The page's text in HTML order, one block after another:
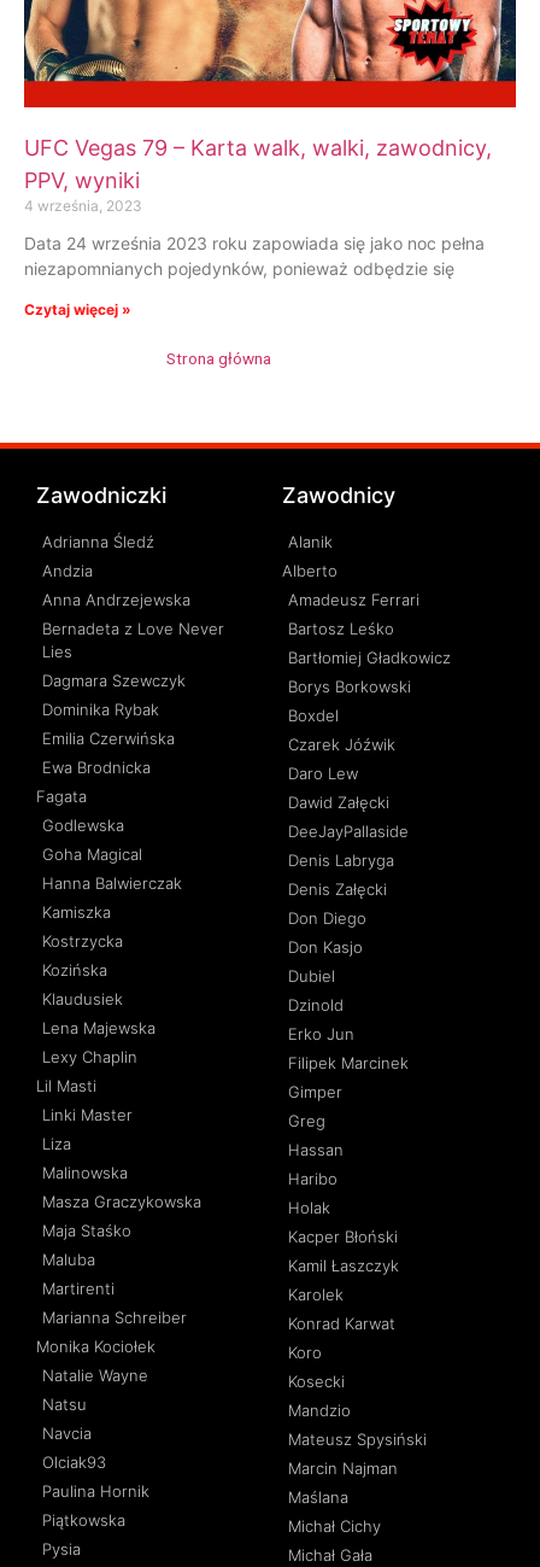
UFC Vegas 79 – Karta walk, walki, zawodnicy,
PPV, wyniki
4 września, 2023
Data 24 września 2023 roku zapowiada się jako noc pełna
niezapomnianych pojedynków, ponieważ odbędzie się
Czytaj więcej »
Strona główna
Zawodniczki
Adrianna Śledź
Andzia
Anna Andrzejewska
Bernadeta z Love Never
Lies
Dagmara Szewczyk
Dominika Rybak
Emilia Czerwińska
Ewa Brodnicka
Fagata
Godlewska
Goha Magical
Hanna Balwierczak
Kamiszka
Kostrzycka
Kozińska
Klaudusiek
Lena Majewska
Lexy Chaplin
Lil Masti
Linki Master
Liza
Malinowska
Masza Graczykowska
Maja Staśko
Maluba
Martirenti
Marianna Schreiber
Monika Kociołek
Natalie Wayne
Natsu
Navcia
Olciak93
Paulina Hornik
Piątkowska
Pysia
Zawodnicy
Alanik
Alberto
Amadeusz Ferrari
Bartosz Leśko
Bartłomiej Gładkowicz
Borys Borkowski
Boxdel
Czarek Jóźwik
Daro Lew
Dawid Załęcki
DeeJayPallaside
Denis Labryga
Denis Załęcki
Don Diego
Don Kasjo
Dubiel
Dzinold
Erko Jun
Filipek Marcinek
Gimper
Greg
Hassan
Haribo
Holak
Kacper Błoński
Kamil Łaszczyk
Karolek
Konrad Karwat
Koro
Kosecki
Mandzio
Mateusz Spysiński
Marcin Najman
Maślana
Michał Cichy
Michał Gała